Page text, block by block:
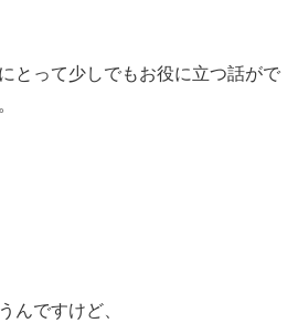
とって少しでもお役に立つ話がで
んですけど、